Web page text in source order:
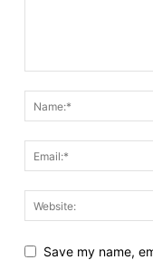
Save my name,